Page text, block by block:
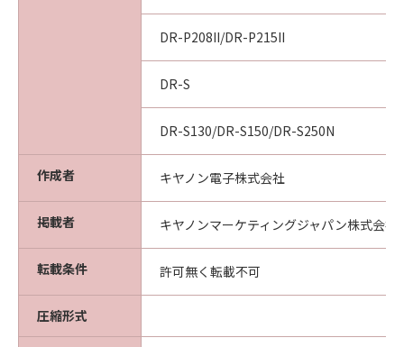
DR-P208II/DR-P215II
DR-S
DR-S130/DR-S150/DR-S250N
作成者 キヤノン電子株式会社
掲載者 キヤノンマーケティングジャパン株式会社
転載条件 許可無く転載不可
圧縮形式